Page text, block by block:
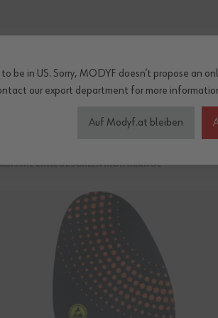
EINLEGESOHLEN HIGH ORANGE
to be in US. Sorry, MODYF doesn’t propose an
our export department for more
Auf Modyf.at bleiben